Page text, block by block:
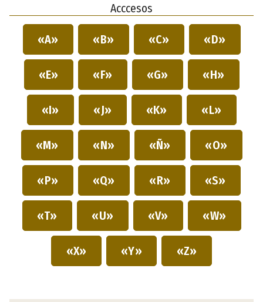
Acccesos
«A» «B» «C» «D»
«E» «F» «G» «H»
«I» «J» «K» «L»
«M» «N» «Ñ» «O»
«P» «Q» «R» «S»
«T» «U» «V» «W»
«X» «Y» «Z»